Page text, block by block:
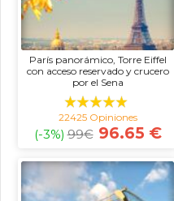
París panorámico, Torre Eiffel
con acceso reservado y crucero
por el Sena
22425 Opiniones
(-3%) 99€ 96.65 €